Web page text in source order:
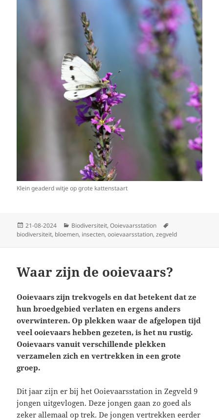
Klein geaderd witje op grote kattenstaart
Geplaatst
op
21-08-2024 Categorieën
Biodiversiteit,Ooievaarsstation
biodiversiteit, bloemen, insecten,ooievaarsstation,zegveld
Waar zijn de ooievaars?
Ooievaars zijn trekvogels en dat betekent dat ze
hun broedgebied verlaten en ergens anders
overwinteren. Op plekken waar de afgelopen tijd
veel ooievaars hebben gezeten, is het nu rustig.
Ooievaars vanuit verschillende plekken
verzamelen zich en vertrekken in een grote
groep.
Dit jaar zijn er bij het Ooievaarsstation in Zegveld 9
jongen uitgevlogen. Deze jongen gaan zo goed als
zeker allemaal op trek. De jongen vertrekken eerder